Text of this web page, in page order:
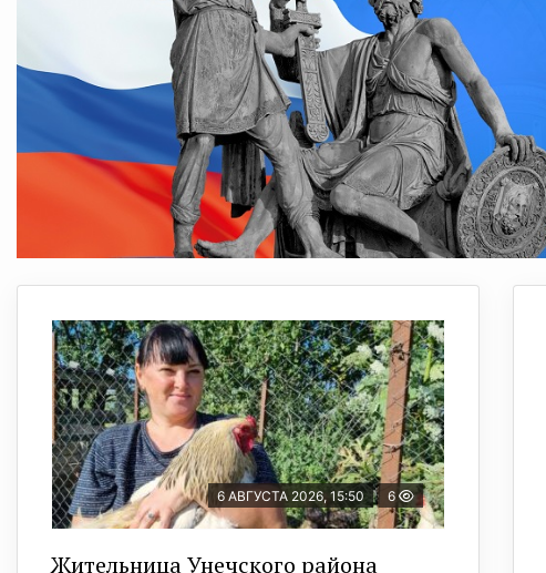
6 АВГУСТА 2026, 15:50 6
Жительница Унечского района